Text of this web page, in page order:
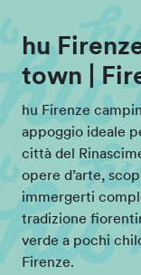
hu
town |
hu Firenze
appoggio ideale
città del
opere d’arte,
immergerti
tradizione
verde a pochi
Firenze.